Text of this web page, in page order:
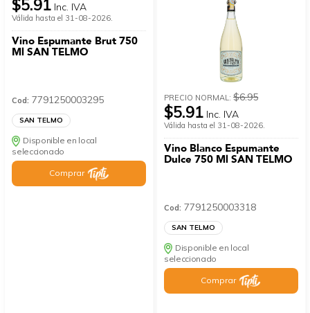
$5.91 Inc. IVA
Válida hasta el 31-08-2026.
Vino Espumante Brut 750
Ml SAN TELMO
Cod: 7791250003295
SAN TELMO
Disponible en local
seleccionado
Comprar
PRECIO NORMAL:$6.95
$5.91 Inc. IVA
Válida hasta el 31-08-2026.
Vino Blanco Espumante
Dulce 750 Ml SAN TELMO
Cod: 7791250003318
SAN TELMO
Disponible en local
seleccionado
Comprar